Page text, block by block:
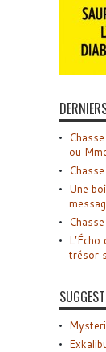
ou
Une
trésor